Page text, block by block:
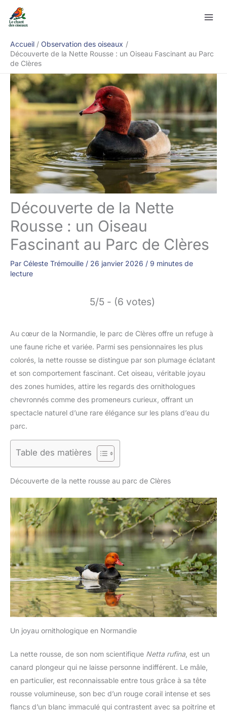
Accueil
Observation des oiseaux
Découverte de la Nette Rousse : un Oiseau Fascinant au Parc
de Clères
Découverte de la Nette
Rousse : un Oiseau
Fascinant au Parc de Clères
Par Céleste Trémouille / 26 janvier 2026 / 9 minutes de
lecture
5/5 - (6 votes)
Au cœur de la Normandie, le parc de Clères offre un refuge à
une faune riche et variée. Parmi ses pensionnaires les plus
colorés, la nette rousse se distingue par son plumage éclatant
et son comportement fascinant. Cet oiseau, véritable joyau
des zones humides, attire les regards des ornithologues
chevronnés comme des promeneurs curieux, offrant un
spectacle naturel d’une rare élégance sur les plans d’eau du
parc.
Table des matières
Découverte de la nette rousse au parc de Clères
Un joyau ornithologique en Normandie
La nette rousse, de son nom scientifique Netta rufina , est un
canard plongeur qui ne laisse personne indifférent. Le mâle,
en particulier, est reconnaissable entre tous grâce à sa tête
rousse volumineuse, son bec d’un rouge corail intense et ses
flancs d’un blanc immaculé qui contrastent avec sa poitrine et
Rechercher